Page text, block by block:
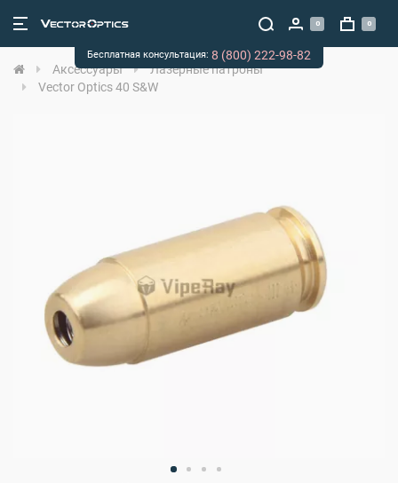
0 0
Аксессуары
Лазерные патроны
Vector Optics 40 S&W
Бесплатная консультация: 8 (800) 222-98-82